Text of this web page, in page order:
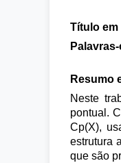
Título
Resumo
Neste
pontual.
Cp(X),
estrutura
que são